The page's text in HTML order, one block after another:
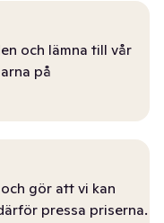
och lämna till vår
på
gör att vi kan
pressa priserna.